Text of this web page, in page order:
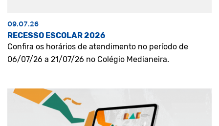
09.07.26
RECESSO ESCOLAR 2026
Confira os horários de atendimento no período de
06/07/26 a 21/07/26 no Colégio Medianeira.